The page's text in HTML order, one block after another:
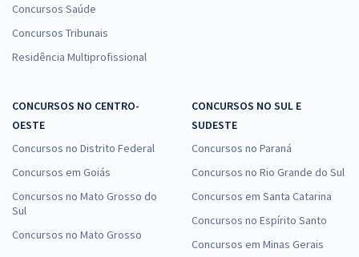
Concursos Saúde
Concursos Tribunais
Residência Multiprofissional
CONCURSOS NO CENTRO-
OESTE
Concursos no Distrito Federal
Concursos em Goiás
Concursos no Mato Grosso do
Sul
Concursos no Mato Grosso
CONCURSOS NO SUL E
SUDESTE
Concursos no Paraná
Concursos no Rio Grande do Sul
Concursos em Santa Catarina
Concursos no Espírito Santo
Concursos em Minas Gerais